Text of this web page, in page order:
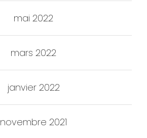
mai 2022
mars 2022
janvier 2022
novembre 2021